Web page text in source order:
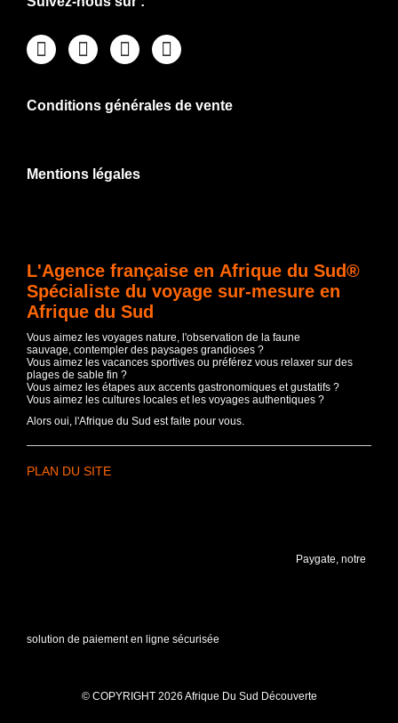
Conditions générales de vente
Mentions légales
L'Agence française en Afrique du Sud®
Spécialiste du voyage sur-mesure en
Afrique du Sud
Vous aimez les voyages nature, l'observation de la faune
sauvage, contempler des paysages grandioses ?
Vous aimez les vacances sportives ou préférez vous relaxer sur des
plages de sable fin ?
Vous aimez les étapes aux accents gastronomiques et gustatifs ?
Vous aimez les cultures locales et les voyages authentiques ?
Alors oui, l'Afrique du Sud est faite pour vous.
PLAN DU SITE
Paygate, notre
solution de paiement en ligne sécurisée
© COPYRIGHT 2026 Afrique Du Sud Découverte